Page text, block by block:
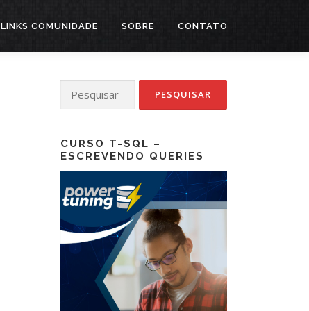
LINKS COMUNIDADE SOBRE CONTATO
por:
CURSO T-SQL –
ESCREVENDO QUERIES